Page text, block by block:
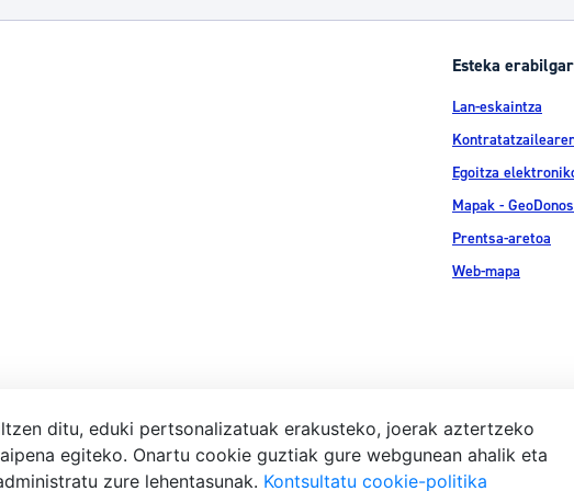
Esteka
Lan-eskaintza
Egoitza
Mapak -
Prentsa-aretoa
Web-mapa
Lege-
ditu, eduki pertsonalizatuak erakusteko, joerak aztertzeko
egiteko. Onartu cookie guztiak gure webgunean ahalik eta
zure lehentasunak. Kontsultatu cookie-politika